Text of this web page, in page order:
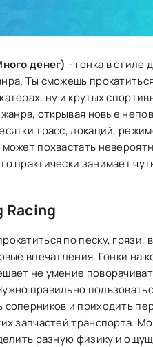
денег) - гонка в стиле
Ты сможешь
ну и крутых
открывая новые
трасс, локаций,
похвастать
практически занимает
Racing
по песку, грязи,
впечатления. Гонки на
не умение
правильно
и приходить
запчастей транспорта.
разную физику и